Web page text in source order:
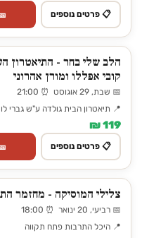
📋 פרטים נוספים
הלב שלי בחר - התיאטרון
קובי אפללו ומורן אהרוני
📅 שבת, 29 אוגוסט ⏰ 21:00
📍 תיאטרון הבית גולדה ע"ש גברי
119 ₪
📋 פרטים נוספים
צלילי המוסיקה - מחזמר
📅 רביעי, 20 ינואר ⏰ 18:00
📍 היכל התרבות פתח תקווה